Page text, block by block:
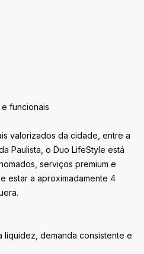
funcionais
valorizados da cidade, entre a
Paulista, o Duo LifeStyle está
serviços premium e
estar a aproximadamente 4
liquidez, demanda consistente e